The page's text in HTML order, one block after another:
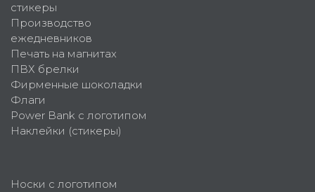
стикеры
Производство
ежедневников
Печать на магнитах
ПВХ брелки
Фирменные шоколадки
Флаги
Power Bank с логотипом
Наклейки (стикеры)
Носки с логотипом